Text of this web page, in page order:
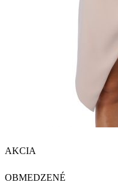
AKCIA
OBMEDZENÉ